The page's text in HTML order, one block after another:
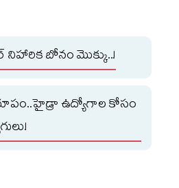
బోనం మొక్కు..!
ఉద్యోగాల కోసం